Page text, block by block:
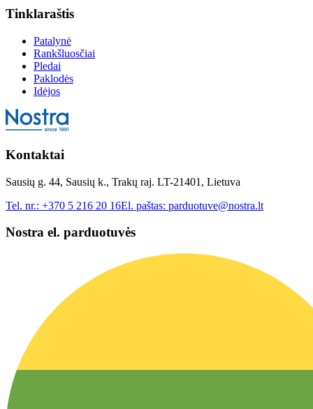
Tinklaraštis
Patalynė
Rankšluosčiai
Pledai
Paklodės
Idėjos
Kontaktai
Sausių g. 44, Sausių k., Trakų raj. LT-21401, Lietuva
Tel. nr.: +370 5 216 20 16El. paštas: parduotuve@nostra.lt
Nostra el. parduotuvės